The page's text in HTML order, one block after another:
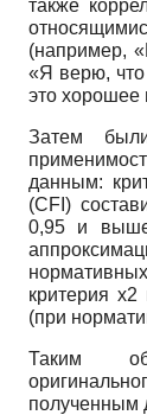
также
(например,
«Я верю,
это хорошее
Затем
данным:
(CFI )
0,95 и
критерия
(при
Таким
полученным